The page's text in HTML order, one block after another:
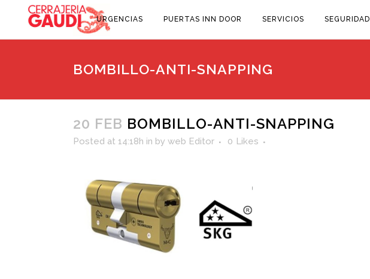
URGENCIAS PUERTAS INN DOOR SERVICIOS SEGURIDAD
BOMBILLO-ANTI-SNAPPING
20 FEB BOMBILLO-ANTI-SNAPPING
Posted at 14:18h in by web Editor 0 Likes